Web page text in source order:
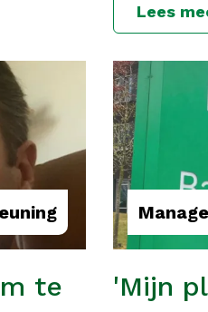
Lees
te
'Mijn